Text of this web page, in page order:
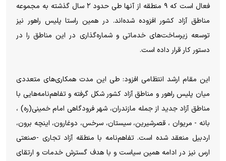
فعال است که ۹ منطقه از آنها طی حدود ۲ سال گذشته به مجموعه
مناطق آزاد کشور افزوده شده‌اند. در همین راستا پلیس راهور نیز
توسعه زیرساخت‌های خدماتی و شماره‌گذاری در این مناطق را در
دستور کار قرار داده است.
این مقام ارشد انتظامی افزود: طی این مدت همکاری‌های متعددی
میان پلیس راهور و مناطق آزاد کشور شکل گرفته و تفاهم‌نامه‌هایی با
مناطق آزاد جدید از جمله مازندران، شهر فرودگاهی امام خمینی(ره) ،
بانه - مریوان ، قصرشیرین، سیستان، سرخس، دوغارون، اینچه برون،
اردبیل منعقد شده است. تفاهم‌نامه با منطقه آزاد تجاری -صنعتی
ارس نیز در ادامه همین سیاست و با هدف گسترش خدمات و ارتقای